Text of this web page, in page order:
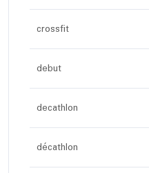
crossfit
debut
decathlon
décathlon